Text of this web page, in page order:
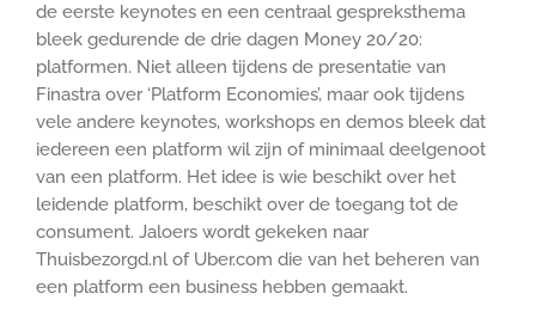
de eerste keynotes en een centraal gespreksthema
bleek gedurende de drie dagen Money 20/20:
platformen. Niet alleen tijdens de presentatie van
Finastra over ‘Platform Economies’, maar ook tijdens
vele andere keynotes, workshops en demos bleek dat
iedereen een platform wil zijn of minimaal deelgenoot
van een platform. Het idee is wie beschikt over het
leidende platform, beschikt over de toegang tot de
consument. Jaloers wordt gekeken naar
Thuisbezorgd.nl of Uber.com die van het beheren van
een platform een business hebben gemaakt.